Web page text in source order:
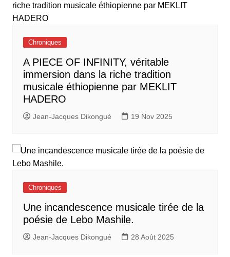
Chroniques
A PIECE OF INFINITY, véritable
immersion dans la riche tradition
musicale éthiopienne par MEKLIT
HADERO
Jean-Jacques Dikongué 19 Nov 2025
Chroniques
Une incandescence musicale tirée de la
poésie de Lebo Mashile.
Jean-Jacques Dikongué 28 Août 2025